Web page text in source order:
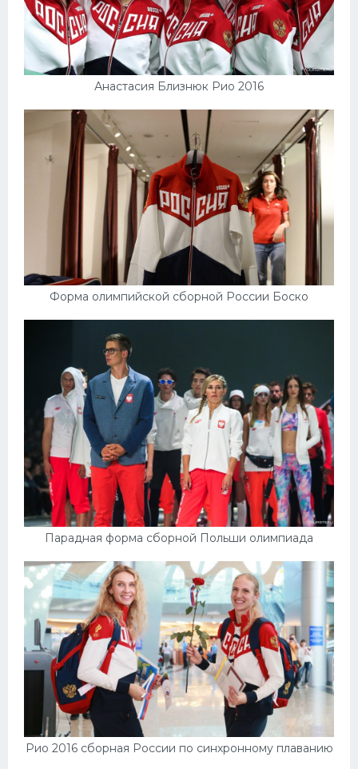
Анастасия Близнюк Рио 2016
Форма олимпийской сборной России Боско
Парадная форма сборной Польши олимпиада
Рио 2016 сборная России по синхронному плаванию